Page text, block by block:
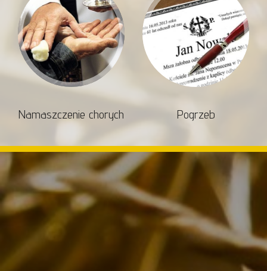
Namaszczenie chorych Pogrzeb